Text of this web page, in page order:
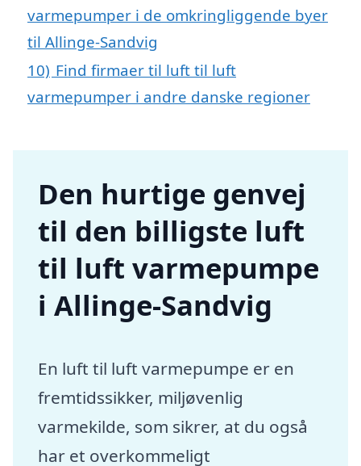
varmepumper i de omkringliggende byer
til Allinge-Sandvig
10) Find firmaer til luft til luft
varmepumper i andre danske regioner
Den hurtige genvej
til den billigste luft
til luft varmepumpe
i Allinge-Sandvig
En luft til luft varmepumpe er en
fremtidssikker, miljøvenlig
varmekilde, som sikrer, at du også
har et overkommeligt